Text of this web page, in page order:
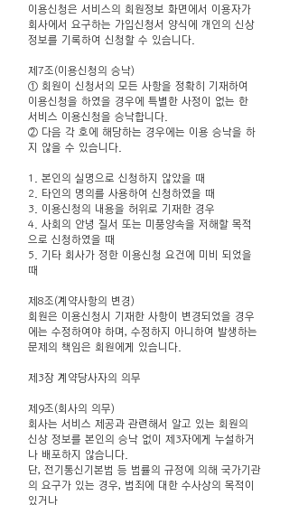
이용신청은 서비스의 회원정보 화면에서 이용자가
회사에서 요구하는 가입신청서 양식에 개인의 신상
정보를 기록하여 신청할 수 있습니다.
제7조(이용신청의 승낙)
① 회원이 신청서의 모든 사항을 정확히 기재하여
이용신청을 하였을 경우에 특별한 사정이 없는 한
서비스 이용신청을 승낙합니다.
② 다음 각 호에 해당하는 경우에는 이용 승낙을 하
지 않을 수 있습니다.
1. 본인의 실명으로 신청하지 않았을 때
2. 타인의 명의를 사용하여 신청하였을 때
3. 이용신청의 내용을 허위로 기재한 경우
4. 사회의 안녕 질서 또는 미풍양속을 저해할 목적
으로 신청하였을 때
5. 기타 회사가 정한 이용신청 요건에 미비 되었을
때
제8조(계약사항의 변경)
회원은 이용신청시 기재한 사항이 변경되었을 경우
에는 수정하여야 하며, 수정하지 아니하여 발생하는
문제의 책임은 회원에게 있습니다.
제3장 계약당사자의 의무
제9조(회사의 의무)
회사는 서비스 제공과 관련해서 알고 있는 회원의
신상 정보를 본인의 승낙 없이 제3자에게 누설하거
나 배포하지 않습니다.
단, 전기통신기본법 등 법률의 규정에 의해 국가기관
의 요구가 있는 경우, 범죄에 대한 수사상의 목적이
있거나